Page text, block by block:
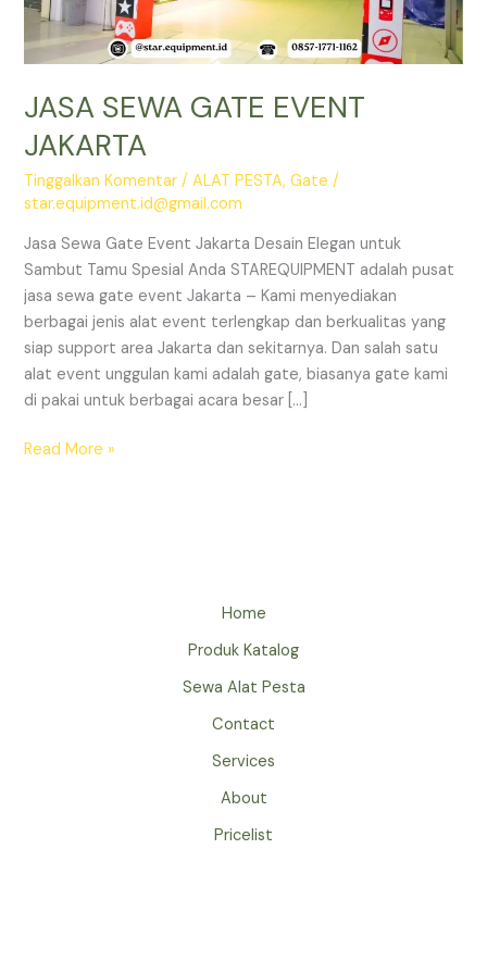
JASA SEWA GATE EVENT
JAKARTA
Tinggalkan Komentar /ALAT PESTA,Gate /
star.equipment.id@gmail.com
Jasa Sewa Gate Event Jakarta Desain Elegan untuk
Sambut Tamu Spesial Anda STAREQUIPMENT adalah pusat
jasa sewa gate event Jakarta – Kami menyediakan
berbagai jenis alat event terlengkap dan berkualitas yang
siap support area Jakarta dan sekitarnya. Dan salah satu
alat event unggulan kami adalah gate, biasanya gate kami
di pakai untuk berbagai acara besar […]
JASA
Read More »
Home
Produk Katalog
Sewa Alat Pesta
Contact
Services
About
Pricelist